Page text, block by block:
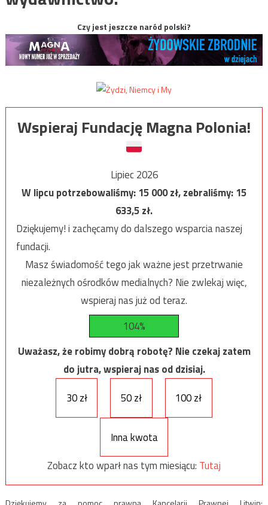
Czy jest jeszcze naród polski?
Wspieraj Fundację Magna Polonia!
Lipiec 2026
W lipcu potrzebowaliśmy:15 000zł, zebraliśmy:15
633,5zł.
Dziękujemy! i zachęcamy do dalszego wsparcia naszej
fundacji.
Masz świadomość tego jak ważne jest przetrwanie
niezależnych ośrodków medialnych? Nie zwlekaj więc,
wspieraj nas już od teraz.
104%
Uważasz, że robimy dobrą robotę? Nie czekaj zatem
do jutra, wspieraj nas od dzisiaj.
30 zł
50 zł 100 zł
Inna kwota
Zobacz kto wparł nas tym miesiącu: Tutaj